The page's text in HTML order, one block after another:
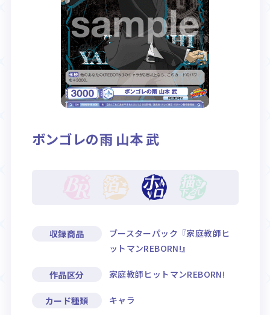
ボンゴレの雨 山本 武
収録商品
ブースターパック『家庭教師ヒ
ットマンREBORN!』
作品区分 家庭教師ヒットマンREBORN!
カード種類 キャラ